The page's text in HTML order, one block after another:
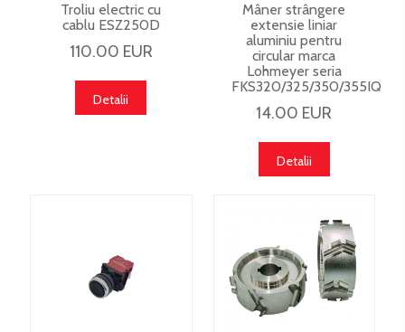
Troliu electric cu
cablu ESZ250D
110.00 EUR
Detalii
Mâner strângere
extensie liniar
aluminiu pentru
circular marca
Lohmeyer seria
FKS320/325/350/355IQ
14.00 EUR
Detalii